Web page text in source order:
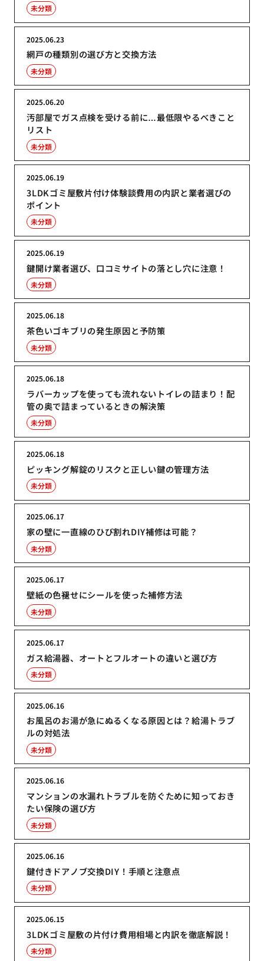
未分類
網戸の種類別の選び方と交換方法
2025.06.23
未分類
汚部屋でガス点検を受ける前に…最低限やるべきこと
リスト
2025.06.20
未分類
3LDKゴミ屋敷片付け体験談費用の内訳と業者選びの
ポイント
2025.06.19
未分類
鍵開け業者選び、口コミサイトの落とし穴に注意！
2025.06.19
未分類
茶色いゴキブリの発生原因と予防策
2025.06.18
未分類
ラバーカップを使っても流れないトイレの詰まり！配
管の奥で詰まっているときの解決策
2025.06.18
未分類
ピッキング解錠のリスクと正しい鍵の管理方法
2025.06.18
未分類
家の壁に一直線のひび割れDIY補修は可能？
2025.06.17
未分類
壁紙の色褪せにシールを使った補修方法
2025.06.17
未分類
ガス給湯器、オートとフルオートの違いと選び方
2025.06.17
未分類
お風呂のお湯が急にぬるくなる原因とは？給湯トラブ
ルの対処法
2025.06.16
未分類
マンションの水漏れトラブルを防ぐために知っておき
たい保険の選び方
2025.06.16
未分類
鍵付きドアノブ交換DIY！手順と注意点
2025.06.16
未分類
3LDKゴミ屋敷の片付け費用相場と内訳を徹底解説！
2025.06.15
未分類